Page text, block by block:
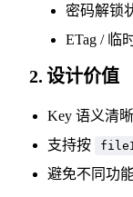
密码解锁
ETag / 临
2. 设计价值
Key 语义清
支持按
避免不同功